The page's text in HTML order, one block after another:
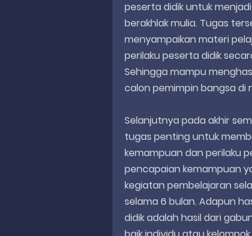
peserta didik untuk
berakhlak mulia. Tugas
menyampaikan materi
perilaku peserta didik
Sehingga mampu
calon pemimpin bangsa di
Selanjutnya pada akhir
tugas penting untuk
kemampuan dan perilaku
pencapaian kemampuan
kegiatan pembelajaran
selama 6 bulan. Adapun
didik adalah hasil dari